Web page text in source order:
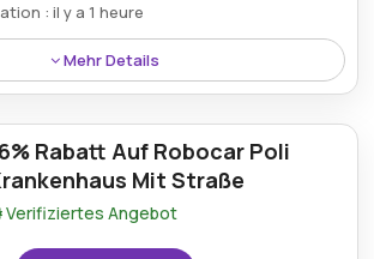
: il y a 1 heure
Mehr Details
Kopfhörer des Modells Ro Cd750mv
einem Rabatt von 26% erworben
hochwertige Audioperformance mit
kombiniert wird.
Rabatt Auf Robocar Poli
Mit Straße
Verifiziertes Angebot